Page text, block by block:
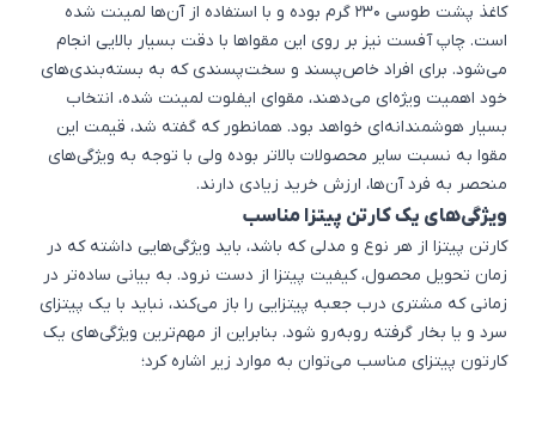
کاغذ پشت طوسی 230 گرم بوده و با استفاده از آن‌ها لمینت شده
است. چاپ آفست نیز بر روی این مقواها با دقت بسیار بالایی انجام
می‌شود. برای افراد خاص‌پسند و سخت‌پسندی که به بسته‌بندی‌های
خود اهمیت ویژه‌ای می‌دهند، مقوای ایفلوت لمینت شده، انتخاب
بسیار هوشمندانه‌ای خواهد بود. همانطور که گفته شد، قیمت این
مقوا به نسبت سایر محصولات بالاتر بوده ولی با توجه به ویژگی‌های
منحصر به فرد آن‌ها، ارزش خرید زیادی دارند.
ویژگی‌های یک کارتن پیتزا مناسب
کارتن پیتزا از هر نوع و مدلی که باشد، باید ویژگی‌هایی داشته که در
زمان تحویل محصول، کیفیت پیتزا از دست نرود. به بیانی ساده‌تر در
زمانی که مشتری درب جعبه پیتزایی را باز می‌کند، نباید با یک پیتزای
سرد و یا بخار گرفته روبه‌رو شود. بنابراین از مهم‌ترین ویژگی‌های یک
کارتون پیتزای مناسب می‌توان به موارد زیر اشاره کرد؛